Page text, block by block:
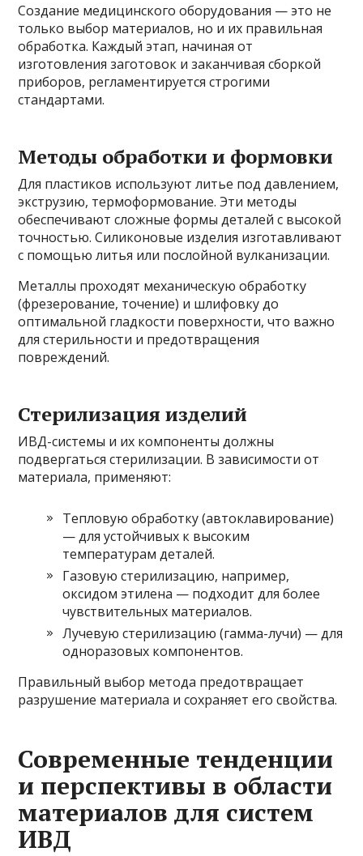
Создание медицинского оборудования — это не
только выбор материалов, но и их правильная
обработка. Каждый этап, начиная от
изготовления заготовок и заканчивая сборкой
приборов, регламентируется строгими
стандартами.
Методы обработки и формовки
Для пластиков используют литье под давлением,
экструзию, термоформование. Эти методы
обеспечивают сложные формы деталей с высокой
точностью. Силиконовые изделия изготавливают
с помощью литья или послойной вулканизации.
Металлы проходят механическую обработку
(фрезерование, точение) и шлифовку до
оптимальной гладкости поверхности, что важно
для стерильности и предотвращения
повреждений.
Стерилизация изделий
ИВД-системы и их компоненты должны
подвергаться стерилизации. В зависимости от
материала, применяют:
Тепловую обработку (автоклавирование)
— для устойчивых к высоким
температурам деталей.
Газовую стерилизацию, например,
оксидом этилена — подходит для более
чувствительных материалов.
Лучевую стерилизацию (гамма-лучи) — для
одноразовых компонентов.
Правильный выбор метода предотвращает
разрушение материала и сохраняет его свойства.
Современные тенденции
и перспективы в области
материалов для систем
ИВД